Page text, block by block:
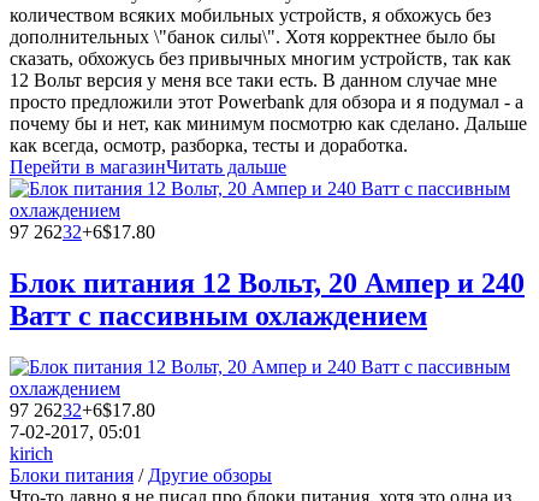
количеством всяких мобильных устройств, я обхожусь без
дополнительных \"банок силы\". Хотя корректнее было бы
сказать, обхожусь без привычных многим устройств, так как
12 Вольт версия у меня все таки есть. В данном случае мне
просто предложили этот Powerbank для обзора и я подумал - а
почему бы и нет, как минимум посмотрю как сделано. Дальше
как всегда, осмотр, разборка, тесты и доработка.
Перейти в магазинЧитать дальше
97 26232+6$17.80
Блок питания 12 Вольт, 20 Ампер и 240
Ватт с пассивным охлаждением
97 26232+6$17.80
7-02-2017, 05:01
kirich
Блоки питания / Другие обзоры
Что-то давно я не писал про блоки питания, хотя это одна из